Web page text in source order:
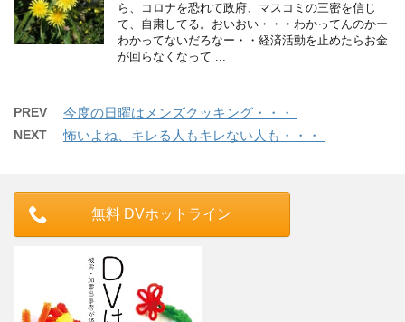
ら、コロナを恐れて政府、マスコミの三密を信じ
て、自粛してる。おいおい・・・わかってんのかー
わかってないだろなー・・経済活動を止めたらお金
が回らなくなって ...
PREV 今度の日曜はメンズクッキング・・・
NEXT 怖いよね、キレる人もキレない人も・・・
無料 DVホットライン